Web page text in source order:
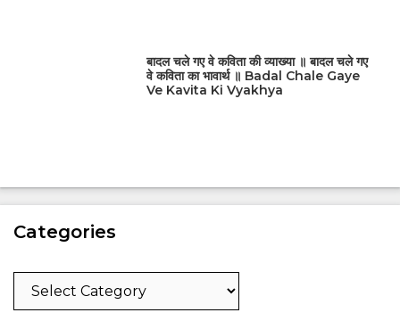
बादल चले गए वे कविता की व्याख्या ॥ बादल चले गए
वे कविता का भावार्थ ॥ Badal Chale Gaye
Ve Kavita Ki Vyakhya
Categories
Categories